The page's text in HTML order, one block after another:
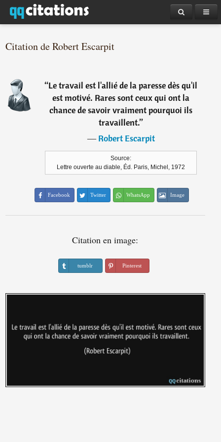
Citation de Robert Escarpit
“Le travail est l'allié de la paresse dès qu'il
est motivé. Rares sont ceux qui ont la
chance de savoir vraiment pourquoi ils
travaillent.”
―Robert Escarpit
Source:
Lettre ouverte au diable, Éd. Paris, Michel, 1972
Facebook Twitter WhatsApp Image
Citation en image:
tumblr Pinterest